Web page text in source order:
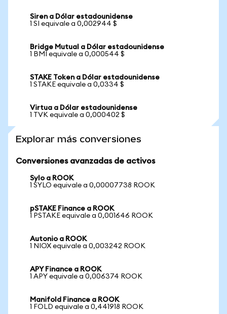
Siren a Dólar estadounidense
1 SI equivale a 0,002944 $
Bridge Mutual a Dólar estadounidense
1 BMI equivale a 0,000544 $
STAKE Token a Dólar estadounidense
1 STAKE equivale a 0,0334 $
Virtua a Dólar estadounidense
1 TVK equivale a 0,000402 $
Explorar más conversiones
Conversiones avanzadas de activos
Sylo a ROOK
1 SYLO equivale a 0,00007738 ROOK
pSTAKE Finance a ROOK
1 PSTAKE equivale a 0,001646 ROOK
Autonio a ROOK
1 NIOX equivale a 0,003242 ROOK
APY Finance a ROOK
1 APY equivale a 0,006374 ROOK
Manifold Finance a ROOK
1 FOLD equivale a 0,441918 ROOK